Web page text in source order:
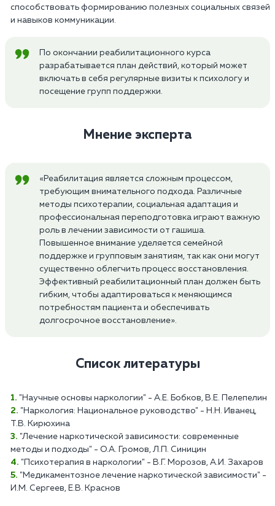
способствовать формированию полезных социальных связей
и навыков коммуникации.
По окончании реабилитационного курса
разрабатывается план действий, который может
включать в себя регулярные визиты к психологу и
посещение групп поддержки.
Мнение эксперта
«Реабилитация является сложным процессом,
требующим внимательного подхода. Различные
методы психотерапии, социальная адаптация и
профессиональная переподготовка играют важную
роль в лечении зависимости от гашиша.
Повышенное внимание уделяется семейной
поддержке и групповым занятиям, так как они могут
существенно облегчить процесс восстановления.
Эффективный реабилитационный план должен быть
гибким, чтобы адаптироваться к меняющимся
потребностям пациента и обеспечивать
долгосрочное восстановление».
Список литературы
"Научные основы наркологии" - А.Е. Бобков, В.Е. Пелепелин
"Наркология: Национальное руководство" - Н.Н. Иванец,
Т.В. Кирюхина
"Лечение наркотической зависимости: современные
методы и подходы" - О.А. Громов, Л.П. Синицин
"Психотерапия в наркологии" - В.Г. Морозов, А.И. Захаров
"Медикаментозное лечение наркотической зависимости" -
И.М. Сергеев, Е.В. Краснов